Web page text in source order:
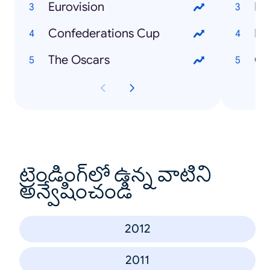
Eurovision
Confederations Cup
The Oscars
ట్రెండింగ్‌లో ఉన్న వాటిని
అన్వేషించండి
2012
2011